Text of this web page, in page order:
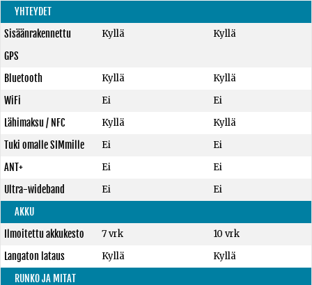
YHTEYDET
Sisäänrakennettu
GPS
Kyllä Kyllä
Bluetooth Kyllä
Kyllä
WiFi
Ei
Ei
Lähimaksu / NFC
Kyllä
Kyllä
Tuki omalle SIMmille
Ei
Ei
ANT+
Ei
Ei
Ultra-wideband
Ei
Ei
AKKU
Ilmoitettu akkukesto
7 vrk
10 vrk
Langaton lataus
Kyllä
Kyllä
RUNKO JA MITAT